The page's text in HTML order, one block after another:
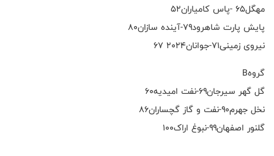
مهگل۶۵ -پاس کامیاران۵۲
پایش پارت شاهرود۷۹-آینده سازان۸۰
نیروی زمینی۷۱-جوانان۲۰۲۴ ۶۷
گروهB
گل گهر سیرجان۶۹-نفت امیدیه۶۰
نخل جهرم۹۰-نفت و گاز گچساران۸۶
گلنور اصفهان۹۹-نبوغ اراک۱۰۰